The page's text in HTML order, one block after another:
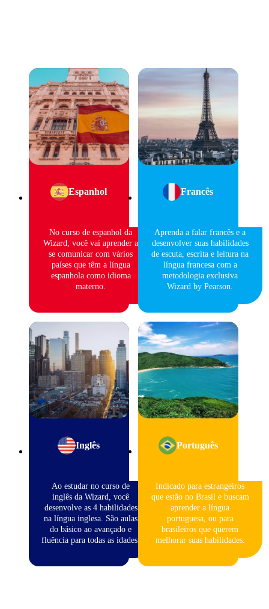
Espanhol
No curso de espanhol da
Wizard, você vai aprender a
se comunicar com vários
países que têm a língua
espanhola como idioma
materno.
Francês
Aprenda a falar francês e a
desenvolver suas habilidades
de escuta, escrita e leitura na
língua francesa com a
metodologia exclusiva
Wizard by Pearson.
Inglês
Ao estudar no curso de
inglês da Wizard, você
desenvolve as 4 habilidades
na língua inglesa. São aulas
do básico ao avançado e
fluência para todas as idades.
Português
Indicado para estrangeiros
que estão no Brasil e buscam
aprender a língua
portuguesa, ou para
brasileiros que querem
melhorar suas habilidades.